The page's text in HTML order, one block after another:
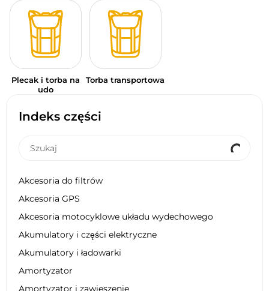
Indeks części
Akcesoria do filtrów
Akcesoria GPS
Akcesoria motocyklowe układu wydechowego
Akumulatory i części elektryczne
Akumulatory i ładowarki
Amortyzator
Amortyzator i zawieszenie
Plecak i torba na
udo
Torba transportowa